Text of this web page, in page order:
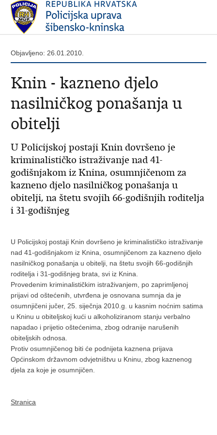
Objavljeno: 26.01.2010.
Knin - kazneno djelo
nasilničkog ponašanja u
obitelji
U Policijskoj postaji Knin dovršeno je
kriminalističko istraživanje nad 41-
godišnjakom iz Knina, osumnjičenom za
kazneno djelo nasilničkog ponašanja u
obitelji, na štetu svojih 66-godišnjih roditelja
i 31-godišnjeg
U Policijskoj postaji Knin dovršeno je kriminalističko istraživanje
nad 41-godišnjakom iz Knina, osumnjičenom za kazneno djelo
nasilničkog ponašanja u obitelji, na štetu svojih 66-godišnjih
roditelja i 31-godišnjeg brata, svi iz Knina.
Provedenim kriminalističkim istraživanjem, po zaprimljenoj
prijavi od oštećenih, utvrđena je osnovana sumnja da je
osumnjičeni jučer, 25. siječnja 2010.g. u kasnim noćnim satima
u Kninu u obiteljskoj kući u alkoholiziranom stanju verbalno
napadao i prijetio oštećenima, zbog odranije narušenih
obiteljskih odnosa.
Protiv osumnjičenog biti će podnijeta kaznena prijava
Općinskom državnom odvjetništvu u Kninu, zbog kaznenog
djela za koje je osumnjičen.
Stranica